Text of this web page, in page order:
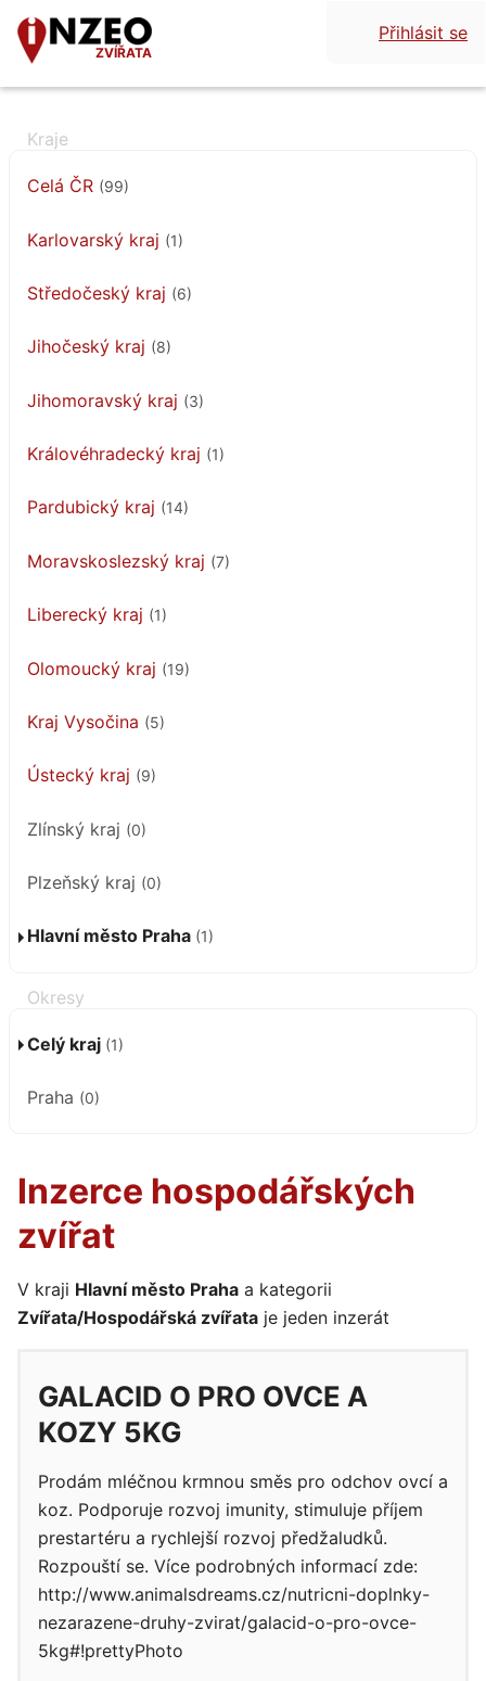
ZVÍŘATA
Přihlásit se
Celá ČR (99)
Karlovarský kraj (1)
Středočeský kraj (6)
Jihočeský kraj (8)
Jihomoravský kraj (3)
Královéhradecký kraj (1)
Pardubický kraj (14)
Moravskoslezský kraj (7)
Liberecký kraj (1)
Olomoucký kraj (19)
Kraj Vysočina (5)
Ústecký kraj (9)
Zlínský kraj (0)
Plzeňský kraj (0)
Hlavní město Praha (1)
Celý kraj (1)
Praha (0)
Inzerce hospodářských
zvířat
V kraji Hlavní město Praha a kategorii
Zvířata/Hospodářská zvířata je jeden inzerát
GALACID O PRO OVCE A
KOZY 5KG
Prodám mléčnou krmnou směs pro odchov ovcí a
koz. Podporuje rozvoj imunity, stimuluje příjem
prestartéru a rychlejší rozvoj předžaludků.
Rozpouští se. Více podrobných informací zde:
http://www.animalsdreams.cz/nutricni-doplnky-
nezarazene-druhy-zvirat/galacid-o-pro-ovce-
5kg#!prettyPhoto